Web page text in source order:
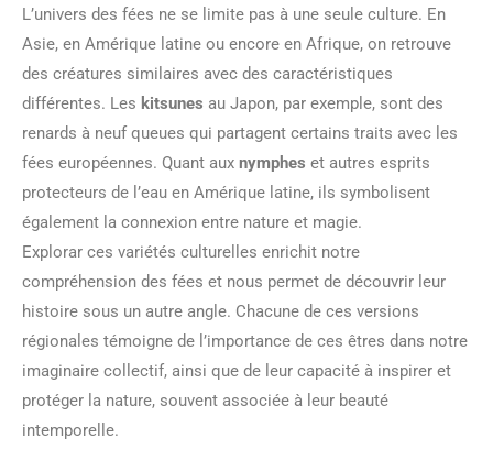
L’univers des fées ne se limite pas à une seule culture. En
Asie, en Amérique latine ou encore en Afrique, on retrouve
des créatures similaires avec des caractéristiques
différentes. Les kitsunes au Japon, par exemple, sont des
renards à neuf queues qui partagent certains traits avec les
fées européennes. Quant aux nymphes et autres esprits
protecteurs de l’eau en Amérique latine, ils symbolisent
également la connexion entre nature et magie.
Explorar ces variétés culturelles enrichit notre
compréhension des fées et nous permet de découvrir leur
histoire sous un autre angle. Chacune de ces versions
régionales témoigne de l’importance de ces êtres dans notre
imaginaire collectif, ainsi que de leur capacité à inspirer et
protéger la nature, souvent associée à leur beauté
intemporelle.